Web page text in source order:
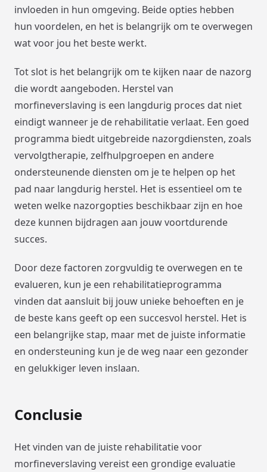
invloeden in hun omgeving. Beide opties hebben
hun voordelen, en het is belangrijk om te overwegen
wat voor jou het beste werkt.
Tot slot is het belangrijk om te kijken naar de nazorg
die wordt aangeboden. Herstel van
morfineverslaving is een langdurig proces dat niet
eindigt wanneer je de rehabilitatie verlaat. Een goed
programma biedt uitgebreide nazorgdiensten, zoals
vervolgtherapie, zelfhulpgroepen en andere
ondersteunende diensten om je te helpen op het
pad naar langdurig herstel. Het is essentieel om te
weten welke nazorgopties beschikbaar zijn en hoe
deze kunnen bijdragen aan jouw voortdurende
succes.
Door deze factoren zorgvuldig te overwegen en te
evalueren, kun je een rehabilitatieprogramma
vinden dat aansluit bij jouw unieke behoeften en je
de beste kans geeft op een succesvol herstel. Het is
een belangrijke stap, maar met de juiste informatie
en ondersteuning kun je de weg naar een gezonder
en gelukkiger leven inslaan.
Conclusie
Het vinden van de juiste rehabilitatie voor
morfineverslaving vereist een grondige evaluatie